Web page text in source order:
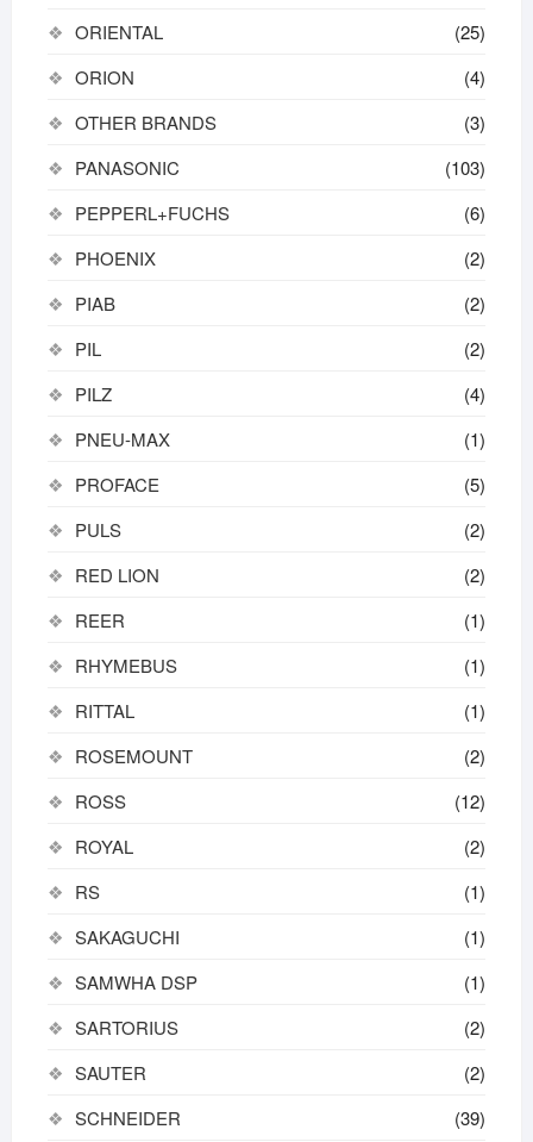
ORIENTAL
(25)
ORION
(4)
OTHER BRANDS
(3)
PANASONIC
(103)
PEPPERL+FUCHS
(6)
PHOENIX
(2)
PIAB
(2)
PIL
(2)
PILZ
(4)
PNEU-MAX
(1)
PROFACE
(5)
PULS
(2)
RED LION
(2)
REER
(1)
RHYMEBUS
(1)
RITTAL
(1)
ROSEMOUNT
(2)
ROSS
(12)
ROYAL
(2)
RS
(1)
SAKAGUCHI
(1)
SAMWHA DSP
(1)
SARTORIUS
(2)
SAUTER
(2)
SCHNEIDER
(39)